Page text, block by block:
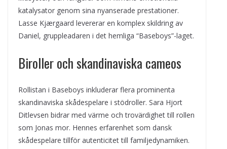
katalysator genom sina nyanserade prestationer.
Lasse Kjærgaard levererar en komplex skildring av
Daniel, gruppleadaren i det hemliga “Baseboys”-laget.
Biroller och skandinaviska cameos
Rollistan i Baseboys inkluderar flera prominenta
skandinaviska skådespelare i stödroller. Sara Hjort
Ditlevsen bidrar med värme och trovärdighet till rollen
som Jonas mor. Hennes erfarenhet som dansk
skådespelare tillför autenticitet till familjedynamiken.